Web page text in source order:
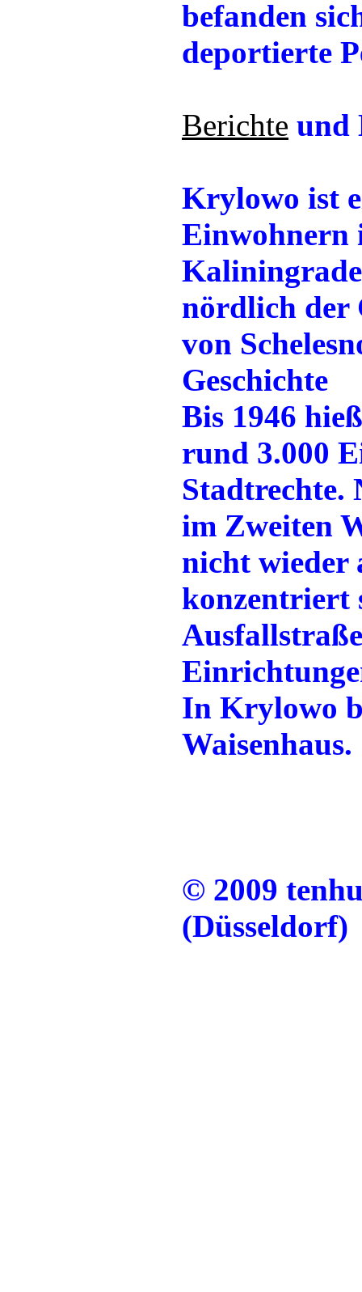
befanden
deportierte
Berichte und
Krylowo ist
Einwohnern
nördlich der
von
Geschichte
Bis 1946
rund 3.000
Stadtrechte.
im Zweiten
nicht wieder
konzentriert
In Krylowo
Waisenhaus.
© 2009
(Düsseldorf)